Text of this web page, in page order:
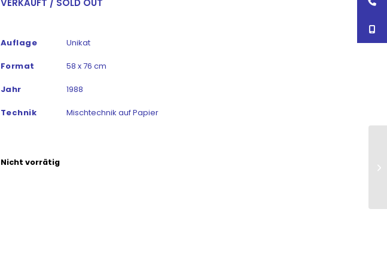
Auflage Unikat
Format 58 x 76 cm
Jahr 1988
Technik Mischtechnik auf Papier
Nicht vorrätig